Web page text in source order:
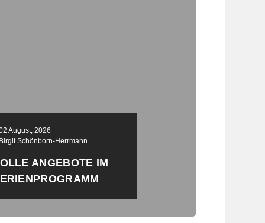
August, 2026
Schönborn-Herrmann
ANGEBOTE IM